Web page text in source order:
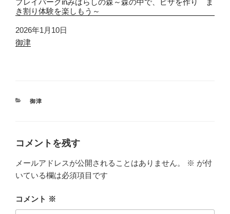
プレイパークinみはらしの森～森の中で、ピザを作り ま
き割り体験を楽しもう～
日付
2026年1月10日
関連理由
御津
カ
御津
コメントを残す
メールアドレスが公開されることはありません。 ※ が付
いている欄は必須項目です
コメント ※